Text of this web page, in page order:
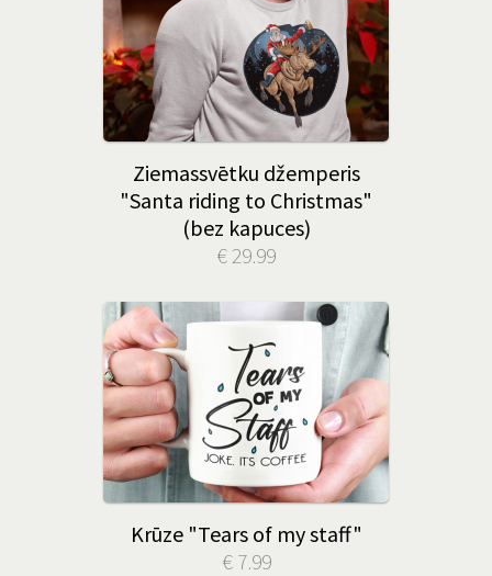
Ziemassvētku džemperis
"Santa riding to Christmas"
(bez kapuces)
€ 29.99
Krūze "Tears of my staff"
€ 7.99